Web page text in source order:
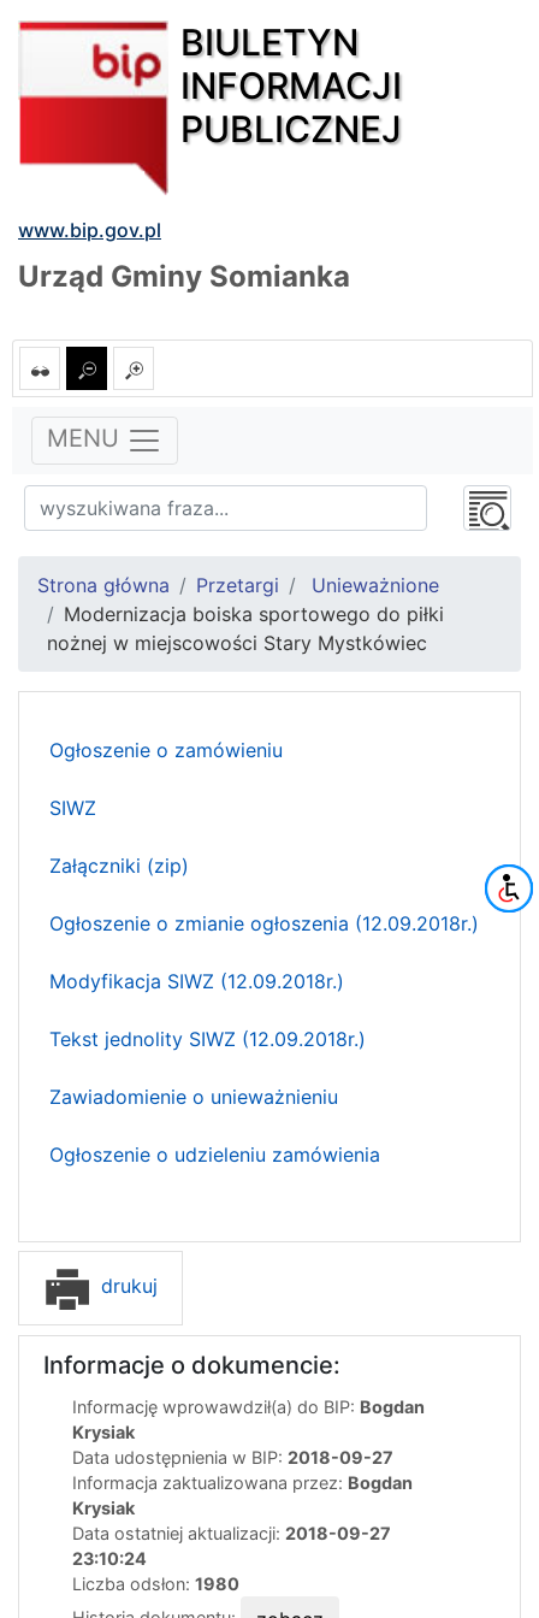
BIULETYN
INFORMACJI
PUBLICZNEJ
www.bip.gov.pl
Urząd Gminy Somianka
MENU
Strona główna Przetargi
Unieważnione
Modernizacja boiska sportowego do piłki
nożnej w miejscowości Stary Mystkówiec
Ogłoszenie o zamówieniu
SIWZ
Załączniki (zip)
Ogłoszenie o zmianie ogłoszenia (12.09.2018r.)
Modyfikacja SIWZ (12.09.2018r.)
Tekst jednolity SIWZ (12.09.2018r.)
Zawiadomienie o unieważnieniu
Ogłoszenie o udzieleniu zamówienia
drukuj
Informacje o dokumencie:
Informację wprowawdził(a) do BIP: Bogdan
Krysiak
Data udostępnienia w BIP: 2018-09-27
Informacja zaktualizowana przez: Bogdan
Krysiak
Data ostatniej aktualizacji: 2018-09-27
23:10:24
Liczba odsłon: 1980